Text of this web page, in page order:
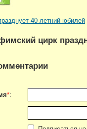
40-летний юбилей
цирк
*: